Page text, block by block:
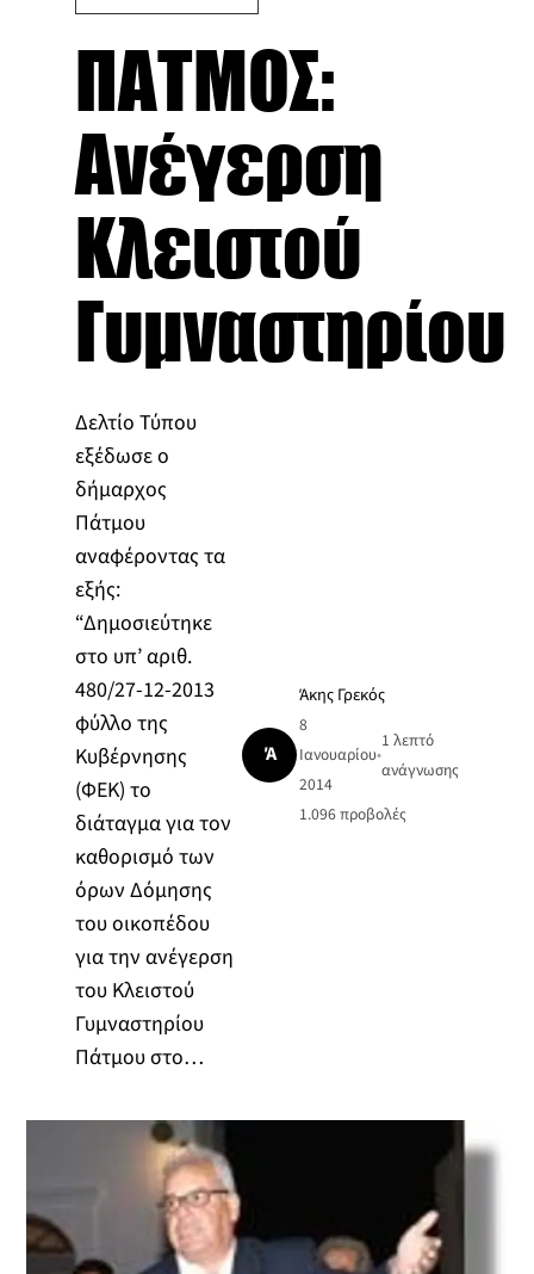
ΠΑΤΜΟΣ:
Ανέγερση
Κλειστού
Γυμναστηρίου
Δελτίο Τύπου
εξέδωσε ο
δήμαρχος
Πάτμου
αναφέροντας τα
εξής:
“Δημοσιεύτηκε
στο υπ’ αριθ.
480/27-12-2013
φύλλο της
Κυβέρνησης
(ΦΕΚ) το
διάταγμα για τον
καθορισμό των
όρων Δόμησης
του οικοπέδου
για την ανέγερση
του Κλειστού
Γυμναστηρίου
Πάτμου στο…
Ά
Άκης Γρεκός
8
Ιανουαρίου
2014
•
1 λεπτό
ανάγνωσης
1.096προβολές